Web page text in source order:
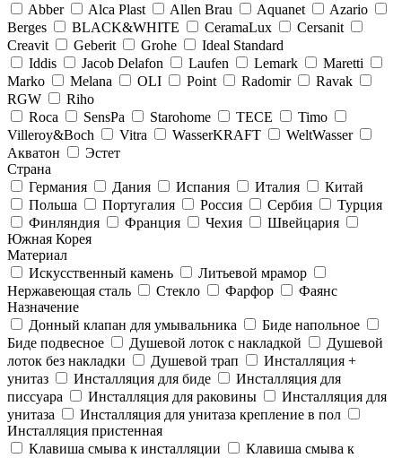
Abber
Alca Plast Allen Brau Aquanet
Azario
Berges
BLACK&WHITE CeramaLux
Cersanit
Creavit
Geberit Grohe
Ideal Standard
Iddis
Jacob Delafon Laufen Lemark
Maretti
Marko
Melana OLI Point Radomir
Ravak
RGW
Riho
Roca
SensPa Starohome TECE
Timo
Villeroy&Boсh
Vitra WasserKRAFT
WeltWasser
Акватон
Эстет
Страна
Германия
Дания Испания Италия
Китай
Польша
Португалия Россия Сербия
Турция
Финляндия
Франция Чехия
Швейцария
Южная Корея
Материал
Искусственный камень
Литьевой мрамор
Нержавеющая сталь
Стекло Фарфор
Фаянс
Назначение
Донный клапан для умывальника
Биде напольное
Биде подвесное
Душевой лоток с накладкой
Душевой
лоток без накладки
Душевой трап
Инсталляция +
унитаз
Инсталляция для биде
Инсталляция для
писсуара
Инсталляция для раковины
Инсталляция для
унитаза
Инсталляция для унитаза крепление в пол
Инсталляция пристенная
Клавиша смыва к инсталляции
Клавиша смыва к